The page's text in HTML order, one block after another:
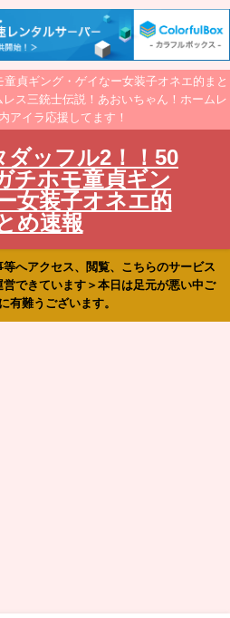
貞ギング・ゲイなー女装子オネエ的まと
ス三銃士伝説！あおいちゃん！ホームレ
アイラ応援してます！
ダッフル2！！50
チホモ童貞ギン
女装子オネエ的
め速報
へアクセス、閲覧、こちらのサービス
できています＞本日は足元が悪い中ご
有難うございます。